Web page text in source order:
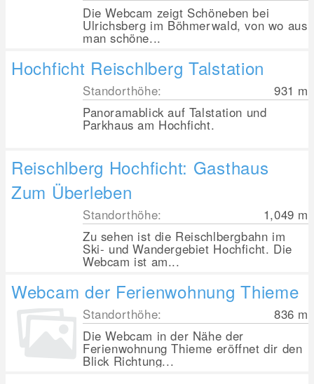
Die Webcam zeigt Schöneben bei
Ulrichsberg im Böhmerwald, von wo aus
man schöne...
Hochficht Reischlberg Talstation
Standorthöhe: 931 m
Panoramablick auf Talstation und
Parkhaus am Hochficht.
Reischlberg Hochficht: Gasthaus
Zum Überleben
Standorthöhe: 1,049 m
Zu sehen ist die Reischlbergbahn im
Ski- und Wandergebiet Hochficht. Die
Webcam ist am...
Webcam der Ferienwohnung Thieme
Standorthöhe: 836 m
Die Webcam in der Nähe der
Ferienwohnung Thieme eröffnet dir den
Blick Richtung...